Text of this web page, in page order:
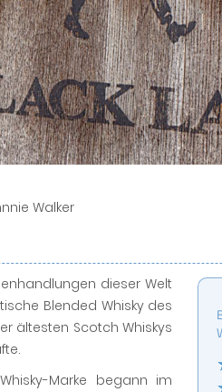
Walker
dieser Welt
Blended Whisky des
ältesten Scotch Whiskys
Marke begann im